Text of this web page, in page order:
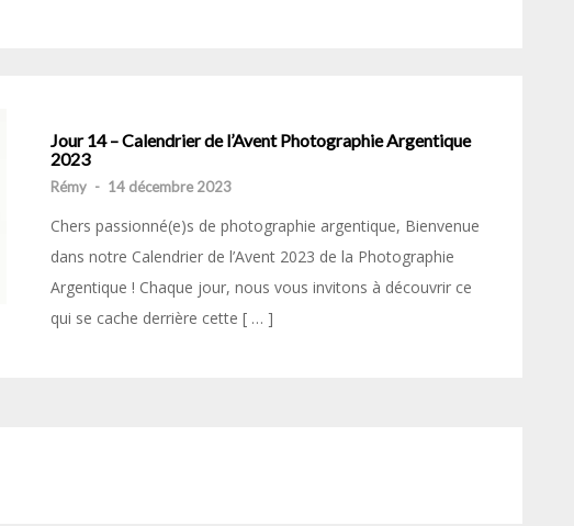
Jour 14 – Calendrier de l’Avent Photographie Argentique
2023
Rémy - 14 décembre 2023
Chers passionné(e)s de photographie argentique, Bienvenue
dans notre Calendrier de l’Avent 2023 de la Photographie
Argentique ! Chaque jour, nous vous invitons à découvrir ce
qui se cache derrière cette [ … ]